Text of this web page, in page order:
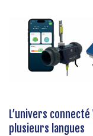
L’univers
plusieurs langues